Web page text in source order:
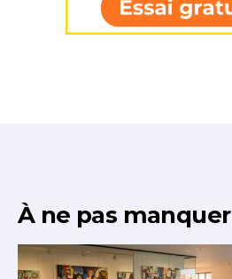
À ne pas manquer